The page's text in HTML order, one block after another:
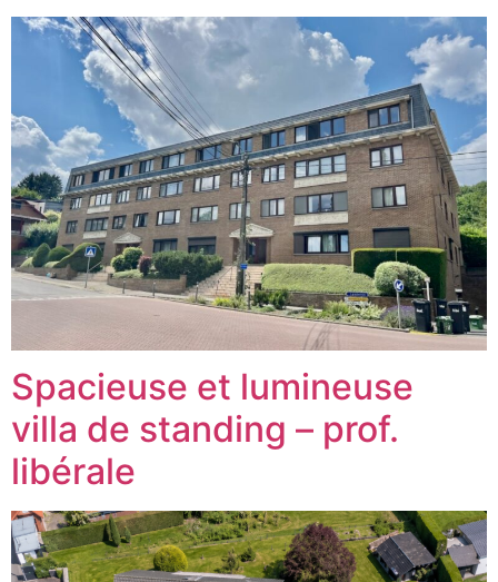
Spacieuse et lumineuse
villa de standing – prof.
libérale